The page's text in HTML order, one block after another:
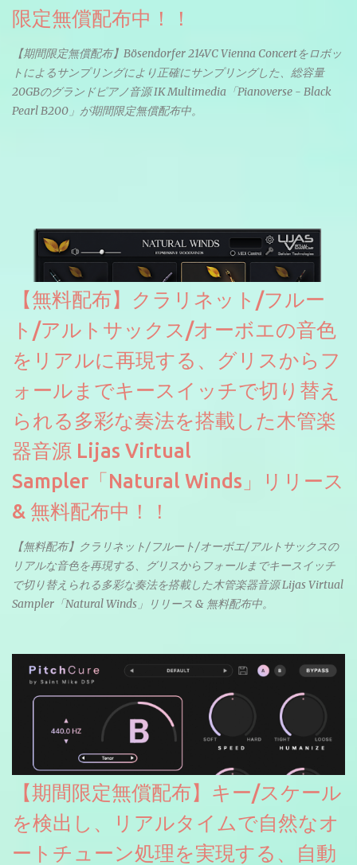
限定無償配布中！！
【期間限定無償配布】Bösendorfer 214VC Vienna Concertをロボッ
トによるサンプリングにより正確にサンプリングした、総容量
20GBのグランドピアノ音源 IK Multimedia「Pianoverse - Black
Pearl B200」が期間限定無償配布中。
【無料配布】クラリネット/フルー
ト/アルトサックス/オーボエの音色
をリアルに再現する、グリスからフ
ォールまでキースイッチで切り替え
られる多彩な奏法を搭載した木管楽
器音源 Lijas Virtual
Sampler「Natural Winds」リリース
& 無料配布中！！
【無料配布】クラリネット/フルート/オーボエ/アルトサックスの
リアルな音色を再現する、グリスからフォールまでキースイッチ
で切り替えられる多彩な奏法を搭載した木管楽器音源 Lijas Virtual
Sampler「Natural Winds」リリース & 無料配布中。
【期間限定無償配布】キー/スケール
を検出し、リアルタイムで自然なオ
ートチューン処理を実現する、自動